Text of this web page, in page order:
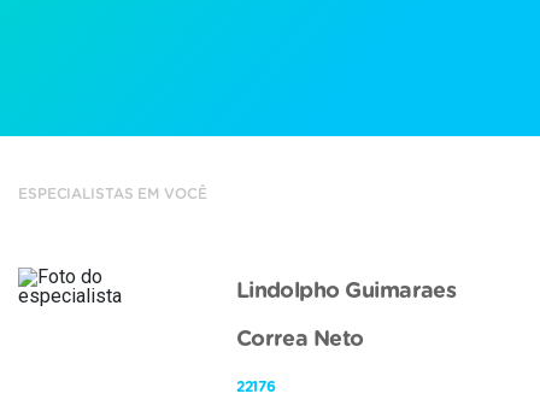
ESPECIALISTAS EM VOCÊ
Lindolpho Guimaraes
Correa Neto
22176